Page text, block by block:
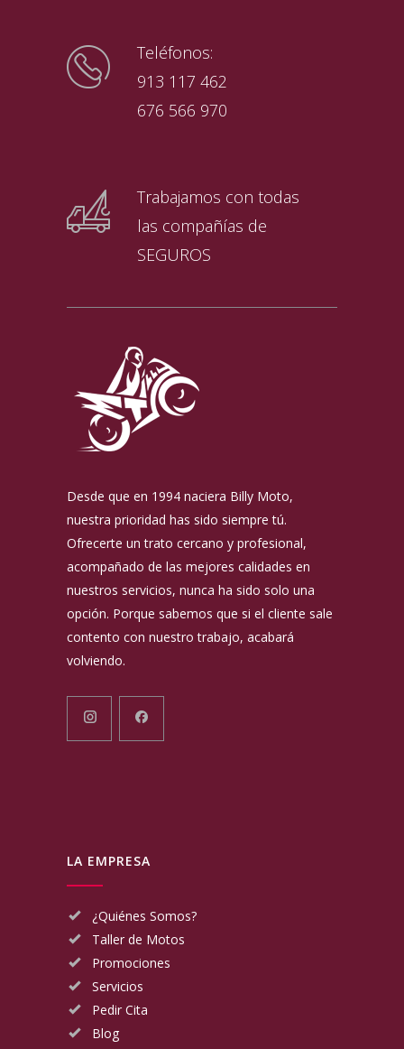
Teléfonos:
913 117 462
676 566 970
Trabajamos con todas
las compañías de
SEGUROS
Desde que en 1994 naciera Billy Moto,
nuestra prioridad has sido siempre tú.
Ofrecerte un trato cercano y profesional,
acompañado de las mejores calidades en
nuestros servicios, nunca ha sido solo una
opción. Porque sabemos que si el cliente sale
contento con nuestro trabajo, acabará
volviendo.
LA EMPRESA
¿Quiénes Somos?
Taller de Motos
Promociones
Servicios
Pedir Cita
Blog